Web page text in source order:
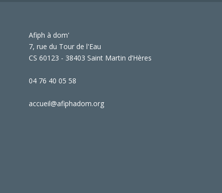
Afiph à dom'
7, rue du Tour de l'Eau
CS 60123 - 38403 Saint Martin d’Hères
04 76 40 05 58
accueil@afiphadom.org